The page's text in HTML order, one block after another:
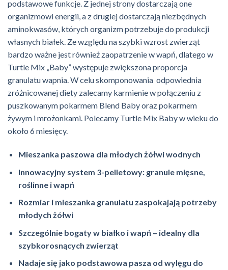
podstawowe funkcje. Z jednej strony dostarczają one
organizmowi energii, a z drugiej dostarczają niezbędnych
aminokwasów, których organizm potrzebuje do produkcji
własnych białek. Ze względu na szybki wzrost zwierząt
bardzo ważne jest również zaopatrzenie w wapń, dlatego w
Turtle Mix „Baby” występuje zwiększona proporcja
granulatu wapnia. W celu skomponowania odpowiednia
zróżnicowanej diety zalecamy karmienie w połączeniu z
puszkowanym pokarmem Blend Baby oraz pokarmem
żywym i mrożonkami. Polecamy Turtle Mix Baby w wieku do
około 6 miesięcy.
Mieszanka paszowa dla młodych żółwi wodnych
Innowacyjny system 3-pelletowy: granule mięsne,
roślinne i wapń
Rozmiar i mieszanka granulatu zaspokajają potrzeby
młodych żółwi
Szczególnie bogaty w białko i wapń – idealny dla
szybkorosnących zwierząt
Nadaje się jako podstawowa pasza od wylęgu do